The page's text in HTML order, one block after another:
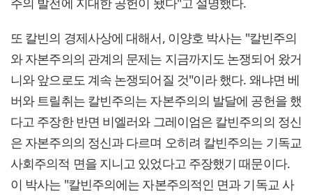
또 칼빈의 경제사상에 대해서, 이양호 박사는 "칼빈주의
와 자본주의의 관계의 문제는 지금까지도 논쟁되어 왔거
니와 앞으로도 계속 논쟁되어질 것"이라 했다. 왜냐면 베
버와 트릴취는 칼빈주의는 자본주의의 발달에 공헌을 했
다고 주장한 반면 비엘러와 그레이엄은 칼빈주의의 정신
은 자본주의의 정신과 다르며 오히려 칼빈주의는 기독교
사회주의적 면을 지니고 있었다고 주장했기 때문이다.
이 박사는 "칼빈주의에는 자본주의적인 면과 기독교 사